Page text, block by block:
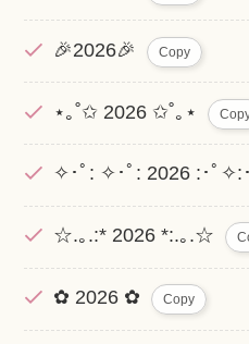
🎉2026🎉 Copy
⋆｡˚✩ 2026 ✩˚｡⋆
✧･ﾟ: ✧･ﾟ: 2026 :･ﾟ✧:
☆.｡.:* 2026 *:.｡.☆
✿ 2026 ✿ Copy